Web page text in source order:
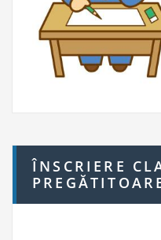
ÎNSCRIERE